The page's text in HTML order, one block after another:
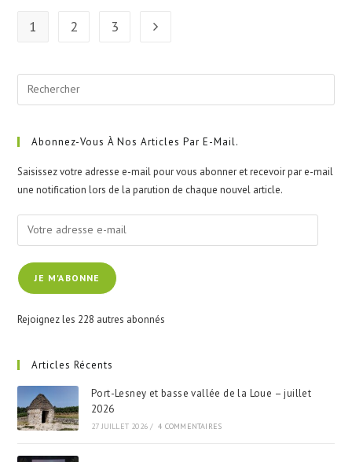
1 2 3 Aller à la page suivante
Abonnez-Vous À Nos Articles Par E-Mail.
Saisissez votre adresse e-mail pour vous abonner et recevoir par e-mail
une notification lors de la parution de chaque nouvel article.
Votre
adresse
e-
mailJE M'ABONNE
Rejoignez les 228 autres abonnés
Articles Récents
Port-Lesney et basse vallée de la Loue – juillet
2026
27 JUILLET 2026 / 4 COMMENTAIRES